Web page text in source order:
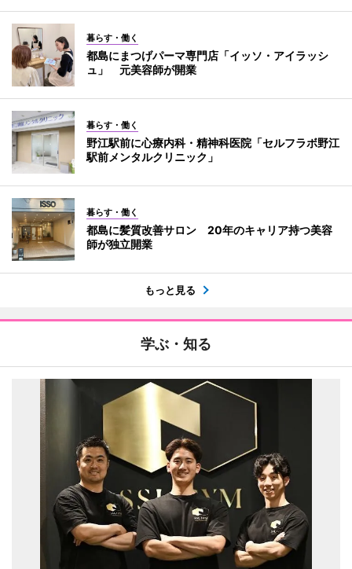
暮らす・働く
都島にまつげパーマ専門店「イッソ・アイラッシ
ュ」 元美容師が開業
暮らす・働く
野江駅前に心療内科・精神科医院「セルフラボ野江
駅前メンタルクリニック」
暮らす・働く
都島に髪質改善サロン 20年のキャリア持つ美容
師が独立開業
もっと見る
学ぶ・知る